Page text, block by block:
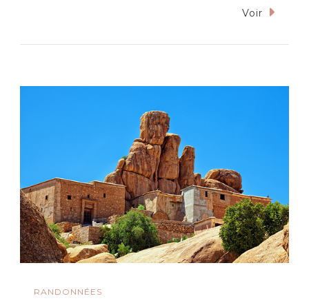
Voir
RANDONNÉES